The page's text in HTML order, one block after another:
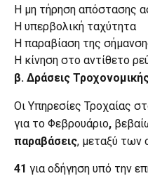
Η μη τήρηση απόστασης
Η υπερβολική ταχύτητα
Η παραβίαση της
Η κίνηση στο αντίθετο
β. Δράσεις
Οι Υπηρεσίες Τροχαίας
για το Φεβρουάριο,
παραβάσεις, μεταξύ των
41 για οδήγηση υπό την